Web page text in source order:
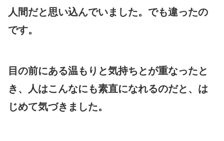
人間だと思い込んでいました。でも違ったの
です。
目の前にある温もりと気持ちとが重なったと
き、人はこんなにも素直になれるのだと、は
じめて気づきました。